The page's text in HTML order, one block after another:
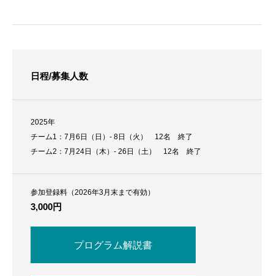
日程/募集人数
2025年
チーム1：7月6日（日）- 8日（火） 12名 終了
チーム2：7月24日（木）- 26日（土） 12名 終了
参加登録料（2026年3月末まで有効）
3,000円
プログラム解説書